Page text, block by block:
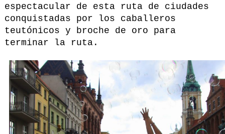
espectacular de esta ruta de ciudades
conquistadas por los caballeros
teutónicos y broche de oro para
terminar la ruta.